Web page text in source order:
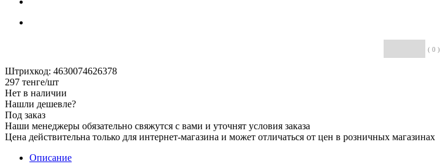
( 0 )
Штрихкод: 4630074626378
297 тенге/шт
Нет в наличии
Нашли дешевле?
Под заказ
Наши менеджеры обязательно свяжутся с вами и уточнят условия заказа
Цена действительна только для интернет-магазина и может отличаться от цен в розничных магазинах
Описание